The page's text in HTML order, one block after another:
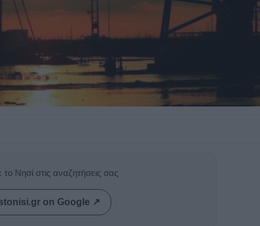
Νησί στις αναζητήσεις σας
on Google ↗